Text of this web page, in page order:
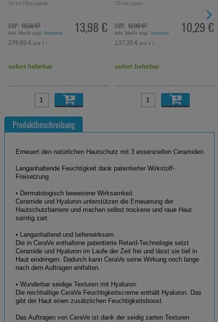
50 ml Flüssigkeit
13,98 €
UVP: 19,50 €³
inkl. MwSt zzgl.Versand
279,60 € pro 1 l
sofort lieferbar
75 ml Lotion
10,29 €
UVP: 13,90 €³
inkl. MwSt zzgl.Versand
137,20 € pro 1 l
sofort lieferbar
Produktbeschreibung
Erneuert den natürlichen Hautschutz mit 3 essenziellen Ceramiden
Langanhaltende Feuchtigkeit dank patentierter Wirkstoff-
Freisetzung
• Dermatologisch bewiesene Wirksamkeit.
Ceramide und Hyaluron unterstützen die Erneuerung der
Hautschutzbarriere und machen selbst trockene und raue Haut
samtig zart.
• Langanhaltend und tiefenwirksam.
Die in CeraVe enthaltene patentierte Retard-Technologie setzt
Ceramide und Hyaluron im Laufe der Zeit frei und lässt sie tief in
Haut eindringen. Dadurch kann CeraVe seine Wirkung noch lange
nach dem Auftragen entfalten.
• Wunderbar seidige Texturen mit Hyaluron.
Die reichhaltige CeraVe Feuchtigkeitscreme enthält Hyaluron. Das
gibt der Haut einen zusätzlichen Feuchtigkeitsboost.
Das Auftragen von CeraVe ist dank der seidig zarten Texturen